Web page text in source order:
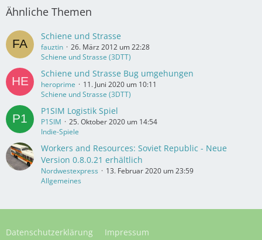
Ähnliche Themen
Schiene und Strasse
fauztin
26. März 2012 um 22:28
Schiene und Strasse (3DTT)
Schiene und Strasse Bug umgehungen
heroprime
11. Juni 2020 um 10:11
Schiene und Strasse (3DTT)
P1SIM Logistik Spiel
P1SIM
25. Oktober 2020 um 14:54
Indie-Spiele
Workers and Resources: Soviet Republic - Neue
Version 0.8.0.21 erhältlich
Nordwestexpress
13. Februar 2020 um 23:59
Allgemeines
Datenschutzerklärung Impressum